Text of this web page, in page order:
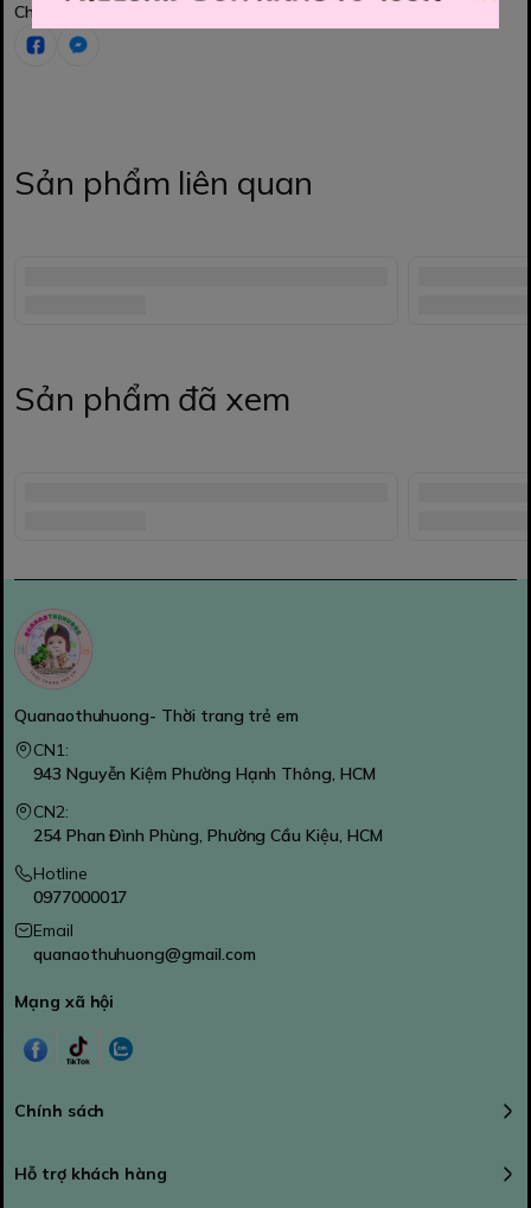
Chia sẻ
Sản phẩm liên quan
Sản phẩm đã xem
Quanaothuhuong- Thời trang trẻ em
CN1:
943 Nguyễn Kiệm Phường Hạnh Thông, HCM
CN2:
254 Phan Đình Phùng, Phường Cầu Kiệu, HCM
Hotline
0977000017
Email
quanaothuhuong@gmail.com
Mạng xã hội
Chính sách
Hỗ trợ khách hàng